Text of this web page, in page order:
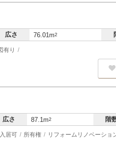
広さ 76.01m2
有り
広さ 87.1m2 階
居可 所有権 リフォームリノベーショ